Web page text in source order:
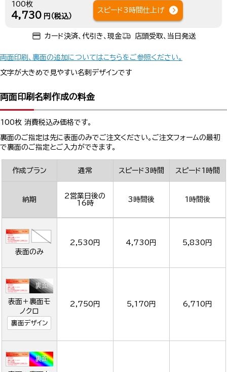
100枚
4,730 円（税込）
スピード3時間仕上げ
カード決済、代引き、現金 店頭受取、当日発送
両面印刷、裏面の追加についてはこちらをご参照ください。
文字が大きめで見やすい名刺デザインです
両面印刷名刺作成の料金
100枚 消費税込み価格です。
裏面のご指定は先に表面のみでご注文ください。ご注文フォームの最初
で裏面のご指定とご入力ができます。
作成プラン 通常 スピード3時間 スピード1時間
納期
2営業日後の
16時
3時間後 1時間後
表面のみ
2,530円 4,730円 5,830円
表面＋裏面モ
ノクロ
裏面デザイン
2,750円 5,170円 6,710円